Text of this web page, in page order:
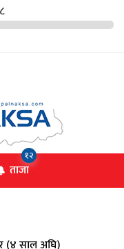
ताजा
१२
(४ साल अघि)